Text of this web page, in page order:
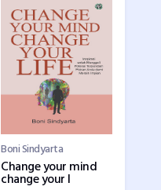
Boni Sindyarta
Change your mind
change your l